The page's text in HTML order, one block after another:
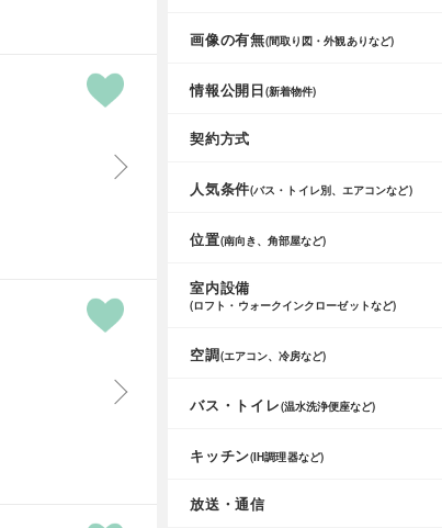
画像の有無(間取り図・外観ありなど)
情報公開日(新着物件)
契約方式
人気条件(バス・トイレ別、エアコンなど)
位置(南向き、角部屋など)
室内設備
(ロフト・ウォークインクローゼットなど)
空調(エアコン、冷房など)
バス・トイレ(温水洗浄便座など)
キッチン(IH調理器など)
放送・通信